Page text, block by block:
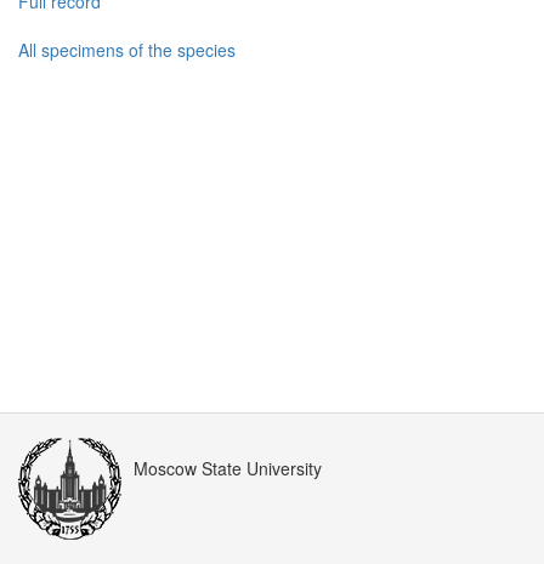
All specimens of the species
Moscow State University